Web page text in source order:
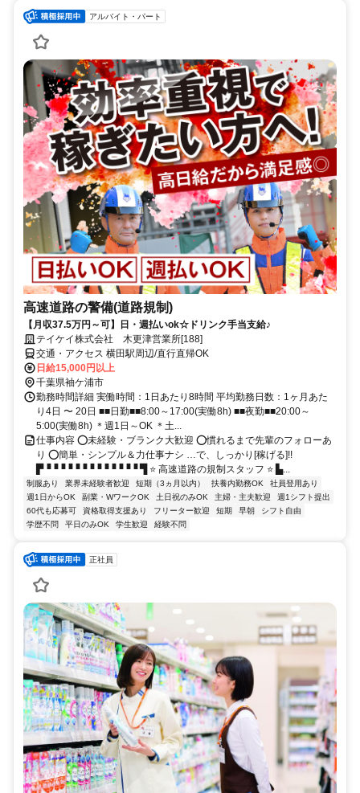
アルバイト・パート
高速道路の警備(道路規制)
【月収37.5万円～可】日・週払いok☆ドリンク手当支給♪
テイケイ株式会社 木更津営業所[188]
交通・アクセス 横田駅周辺/直行直帰OK
日給15,000円以上
千葉県袖ケ浦市
勤務時間詳細 実働時間：1日あたり8時間 平均勤務日数：1ヶ月あた
り4日 〜 20日 ■■日勤■■8:00～17:00(実働8h) ■■夜勤■■20:00～
5:00(実働8h) ＊週1日～OK ＊土...
仕事内容 ⭕未経験・ブランク大歓迎 ⭕慣れるまで先輩のフォローあ
り ⭕簡単・シンプル＆力仕事ナシ …で、しっかり[稼げる]!!
▛▝▝▝▝▝▝▝▝▝▝▝▝▝ ▜ ⭐ 高速道路の規制スタッフ ⭐ ▙...
制服あり 業界未経験者歓迎 短期（3ヵ月以内） 扶養内勤務OK
社員登用あり
週1日からOK
副業・WワークOK 土日祝のみOK 主婦・主夫歓迎
週1シフト提出
60代も応募可
資格取得支援あり フリーター歓迎 短期 早朝
シフト自由
学歴不問
平日のみOK 学生歓迎 経験不問
正社員